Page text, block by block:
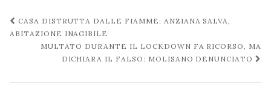
Navigazione
post
CASA DISTRUTTA DALLE FIAMME: ANZIANA SALVA,
ABITAZIONE INAGIBILE
MULTATO DURANTE IL LOCKDOWN FA RICORSO, MA
DICHIARA IL FALSO: MOLISANO DENUNCIATO